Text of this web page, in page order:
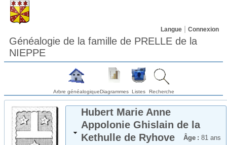
Langue Connexion
Généalogie de la famille de PRELLE de la
NIEPPE
Arbre généalogiqueDiagrammes Listes Recherche
Hubert Marie Anne
Appolonie Ghislain de la
Kethulle de Ryhove
Âge : 81 ans